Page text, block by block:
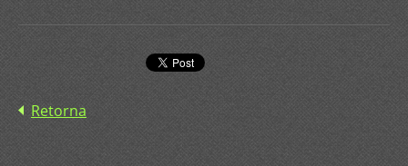
Retorna